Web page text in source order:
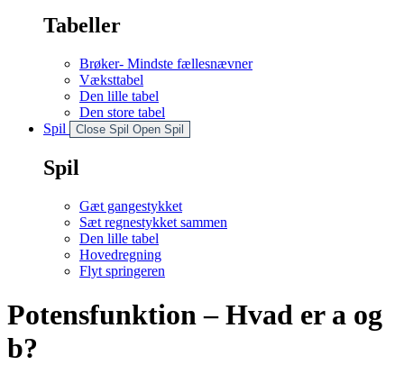
Tabeller
Brøker- Mindste fællesnævner
Væksttabel
Den lille tabel
Den store tabel
Spil
Close Spil Open Spil
Spil
Gæt gangestykket
Sæt regnestykket sammen
Den lille tabel
Hovedregning
Flyt springeren
Potensfunktion – Hvad er a og
b?